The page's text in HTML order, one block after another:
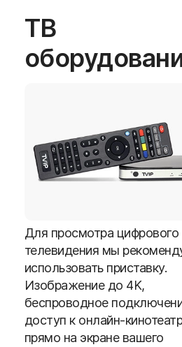
ТВ
Для просмотра цифрового
телевидения мы
использовать приставку.
Изображение до 4K,
беспроводное
доступ к онлайн-
прямо на экране вашего